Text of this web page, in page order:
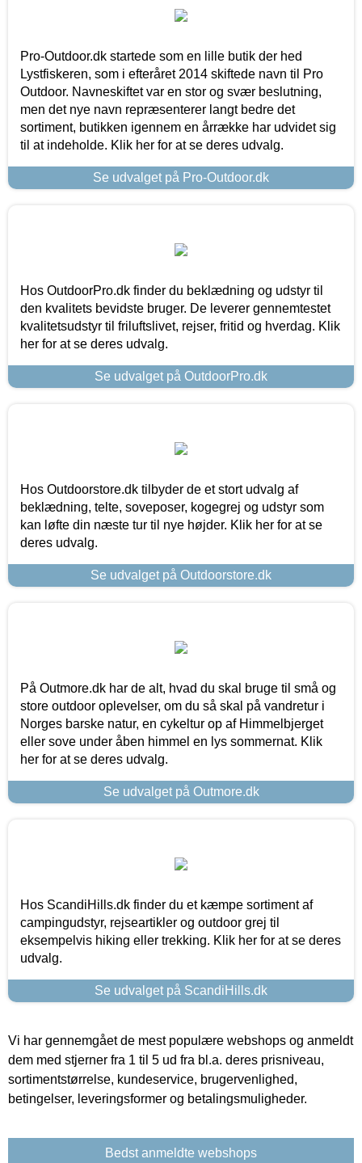
Pro-Outdoor.dk startede som en lille butik der hed
Lystfiskeren, som i efteråret 2014 skiftede navn til Pro
Outdoor. Navneskiftet var en stor og svær beslutning,
men det nye navn repræsenterer langt bedre det
sortiment, butikken igennem en årrække har udvidet sig
til at indeholde. Klik her for at se deres udvalg.
Se udvalget på Pro-Outdoor.dk
Hos OutdoorPro.dk finder du beklædning og udstyr til
den kvalitets bevidste bruger. De leverer gennemtestet
kvalitetsudstyr til friluftslivet, rejser, fritid og hverdag. Klik
her for at se deres udvalg.
Se udvalget på OutdoorPro.dk
Hos Outdoorstore.dk tilbyder de et stort udvalg af
beklædning, telte, soveposer, kogegrej og udstyr som
kan løfte din næste tur til nye højder. Klik her for at se
deres udvalg.
Se udvalget på Outdoorstore.dk
På Outmore.dk har de alt, hvad du skal bruge til små og
store outdoor oplevelser, om du så skal på vandretur i
Norges barske natur, en cykeltur op af Himmelbjerget
eller sove under åben himmel en lys sommernat. Klik
her for at se deres udvalg.
Se udvalget på Outmore.dk
Hos ScandiHills.dk finder du et kæmpe sortiment af
campingudstyr, rejseartikler og outdoor grej til
eksempelvis hiking eller trekking. Klik her for at se deres
udvalg.
Se udvalget på ScandiHills.dk
Vi har gennemgået de mest populære webshops og anmeldt
dem med stjerner fra 1 til 5 ud fra bl.a. deres prisniveau,
sortimentstørrelse, kundeservice, brugervenlighed,
betingelser, leveringsformer og betalingsmuligheder.
Bedst anmeldte webshops